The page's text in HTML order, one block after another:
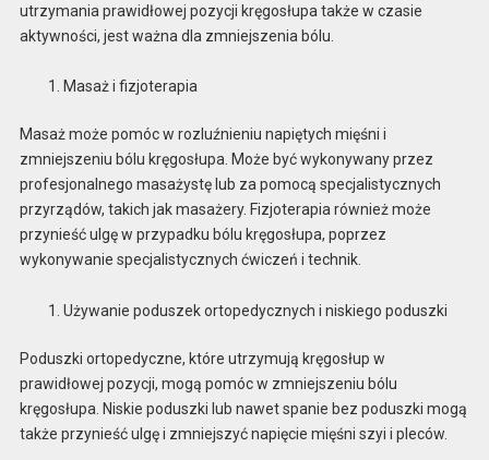
utrzymania prawidłowej pozycji kręgosłupa także w czasie
aktywności, jest ważna dla zmniejszenia bólu.
Masaż i fizjoterapia
Masaż może pomóc w rozluźnieniu napiętych mięśni i
zmniejszeniu bólu kręgosłupa. Może być wykonywany przez
profesjonalnego masażystę lub za pomocą specjalistycznych
przyrządów, takich jak masażery. Fizjoterapia również może
przynieść ulgę w przypadku bólu kręgosłupa, poprzez
wykonywanie specjalistycznych ćwiczeń i technik.
Używanie poduszek ortopedycznych i niskiego poduszki
Poduszki ortopedyczne, które utrzymują kręgosłup w
prawidłowej pozycji, mogą pomóc w zmniejszeniu bólu
kręgosłupa. Niskie poduszki lub nawet spanie bez poduszki mogą
także przynieść ulgę i zmniejszyć napięcie mięśni szyi i pleców.